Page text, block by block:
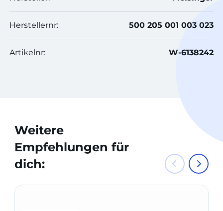
Herstellernr: 500 205 001 003 023
Artikelnr: W-6138242
Weitere
Empfehlungen für
dich: